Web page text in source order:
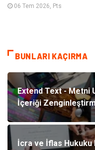
06 Tem 2026, Pts
BUNLARI KAÇIRMA
Extend Text - Metni
İçeriği
İcra ve İflas Hukuku